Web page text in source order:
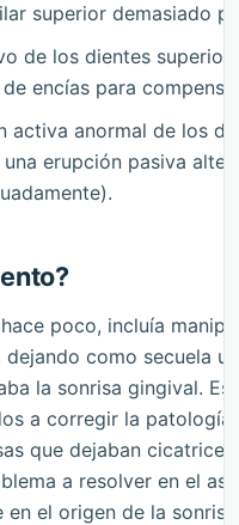
superior demasiado
de los dientes
encías para
activa anormal de los
erupción pasiva
poco, incluía
como secuela
la sonrisa gingival.
a corregir la patología
que dejaban
a resolver en el
en el origen de la